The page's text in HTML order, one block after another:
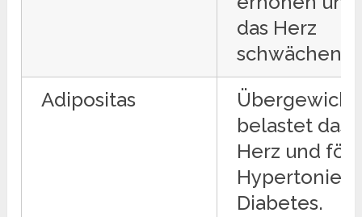
das Herz
schwächen.
Adipositas
Übergewicht
belastet das
Herz und
Hypertonie
Diabetes.